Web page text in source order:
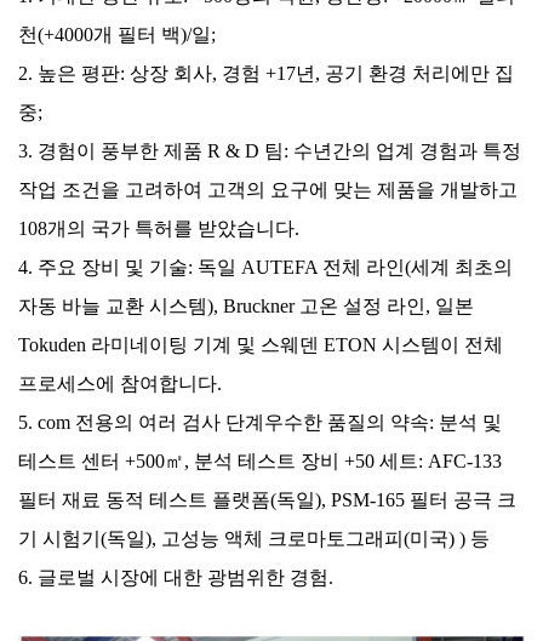
천(+4000개 필터 백)/일;
2. 높은 평판: 상장 회사, 경험 +17년, 공기 환경 처리에만 집
중;
3. 경험이 풍부한 제품 R & D 팀: 수년간의 업계 경험과 특정
작업 조건을 고려하여 고객의 요구에 맞는 제품을 개발하고
108개의 국가 특허를 받았습니다.
4. 주요 장비 및 기술: 독일 AUTEFA 전체 라인(세계 최초의
자동 바늘 교환 시스템), Bruckner 고온 설정 라인, 일본
Tokuden 라미네이팅 기계 및 스웨덴 ETON 시스템이 전체
프로세스에 참여합니다.
5. com 전용의 여러 검사 단계 우수한 품질의 약속: 분석 및
테스트 센터 +500㎡, 분석 테스트 장비 +50 세트: AFC-133
필터 재료 동적 테스트 플랫폼(독일), PSM-165 필터 공극 크
기 시험기(독일), 고성능 액체 크로마토그래피(미국) ) 등
6. 글로벌 시장에 대한 광범위한 경험.